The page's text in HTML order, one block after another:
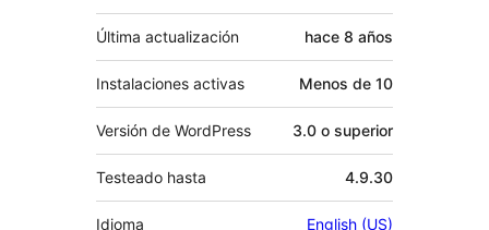
Última actualización hace 8 años
Instalaciones activas Menos de 10
Versión de WordPress 3.0 o superior
Testeado hasta 4.9.30
Idioma English (US)